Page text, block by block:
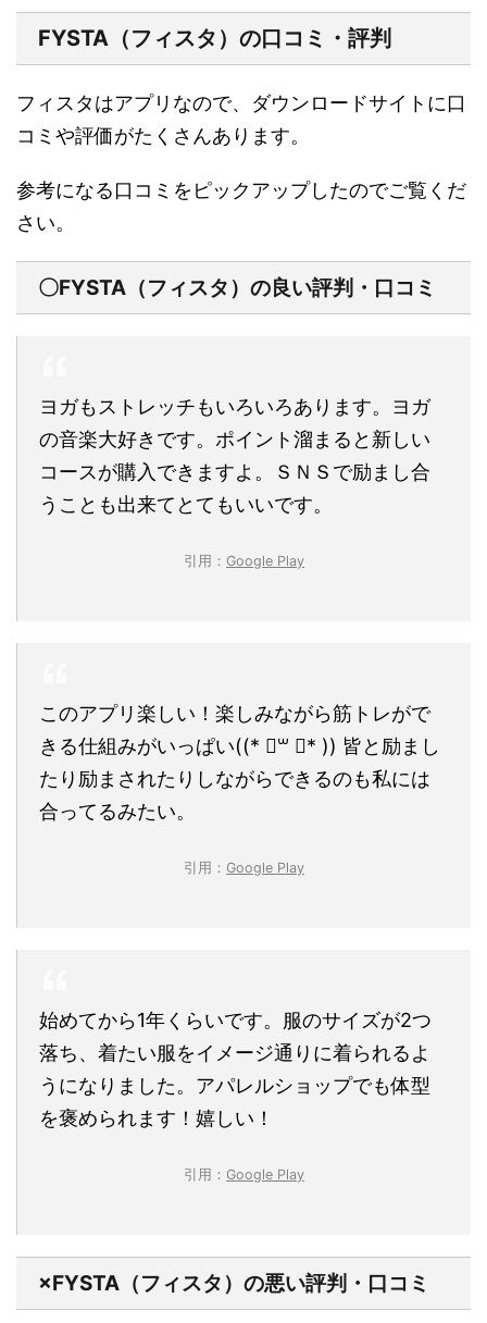
FYSTA（フィスタ）の口コミ・評判
フィスタはアプリなので、ダウンロードサイトに口
コミや評価がたくさんあります。
参考になる口コミをピックアップしたのでご覧くだ
さい。
〇FYSTA（フィスタ）の良い評判・口コミ
ヨガもストレッチもいろいろあります。ヨガ
の音楽大好きです。ポイント溜まると新しい
コースが購入できますよ。ＳＮＳで励まし合
うことも出来てとてもいいです。
引用： Google Play
このアプリ楽しい！楽しみながら筋トレがで
きる仕組みがいっぱい((* ॑꒳ ॑* )) 皆と励まし
たり励まされたりしながらできるのも私には
合ってるみたい。
引用： Google Play
始めてから1年くらいです。服のサイズが2つ
落ち、着たい服をイメージ通りに着られるよ
うになりました。アパレルショップでも体型
を褒められます！嬉しい！
引用： Google Play
×FYSTA（フィスタ）の悪い評判・口コミ